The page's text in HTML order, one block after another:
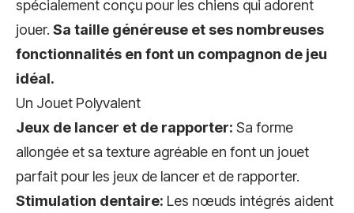
spécialement conçu pour les chiens qui adorent
jouer. Sa taille généreuse et ses nombreuses
fonctionnalités en font un compagnon de jeu
idéal.
Un Jouet Polyvalent
Jeux de lancer et de rapporter: Sa forme
allongée et sa texture agréable en font un jouet
parfait pour les jeux de lancer et de rapporter.
Stimulation dentaire: Les nœuds intégrés aident